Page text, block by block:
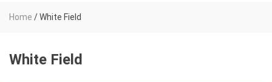
Koopjes
Home /White Field
White Field